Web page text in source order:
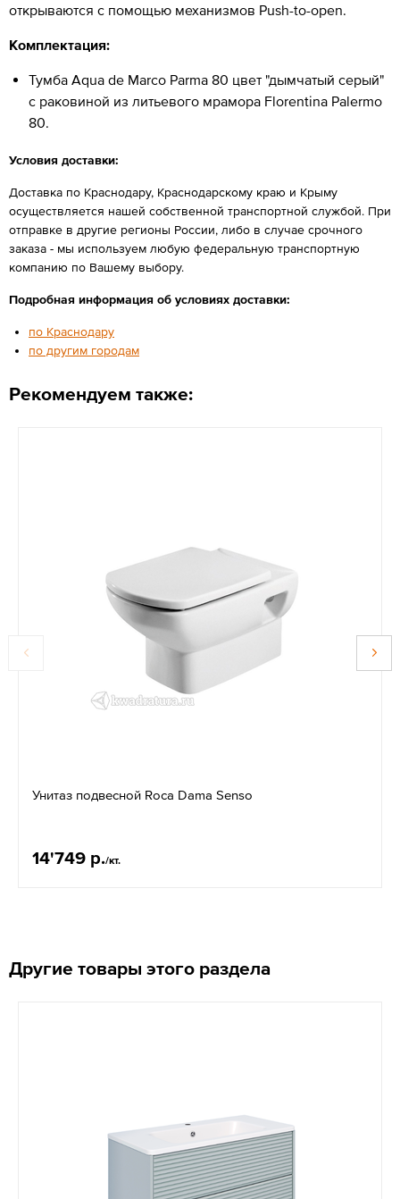
открываются с помощью механизмов Push-to-open.
Комплектация:
Тумба Aqua de Marco Parma 80 цвет "дымчатый серый"
с раковиной из литьевого мрамора Florentina Palermo
80.
Условия доставки:
Доставка по Краснодару, Краснодарскому краю и Крыму
осуществляется нашей собственной транспортной службой. При
отправке в другие регионы России, либо в случае срочного
заказа - мы используем любую федеральную транспортную
компанию по Вашему выбору.
Подробная информация об условиях доставки:
по Краснодару
по другим городам
Рекомендуем также:
Унитаз подвесной Roca Dama Senso
14'749 р./кт.
Другие товары этого раздела